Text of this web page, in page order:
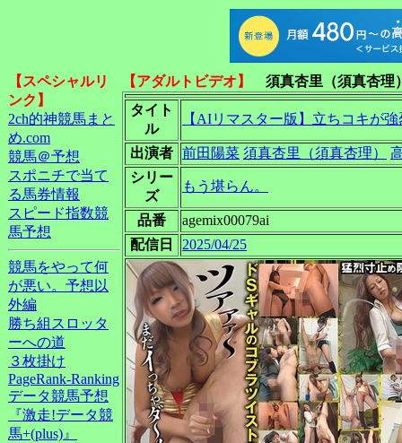
【スペシャルリ
ンク】
2ch的神競馬まと
め.com
競馬＠予想
スポニチで当て
る馬券情報
スピード指数競
馬予想
競馬をやって何
が悪い。予想以
外編
勝ち組スロッタ
ーへの道
３枚掛け
PageRank-Ranking
データ競馬予想
『激走!データ競
馬+(plus)』
【アダルトビデオ】
須真杏里（須真杏理
タイト
ル
【AIリマスター版】立ちコキが
出演者 前田陽菜 須真杏里（須真杏理）
シリー
ズ
もう堪らん。
品番
agemix00079ai
配信日
2025/04/25